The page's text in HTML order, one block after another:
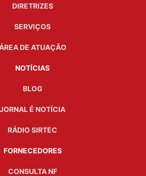
DIRETRIZES
SERVIÇOS
DE ATUAÇÃO
NOTÍCIAS
BLOG
JORNAL É NOTÍCIA
RÁDIO SIRTEC
FORNECEDORES
CONSULTA NF